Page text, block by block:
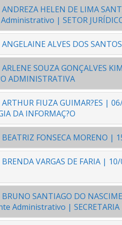
HELEN DE LIMA
| SETOR
ALVES DOS
SOUZA GONÇALVES
ADMINISTRATIVA
FIUZA GUIMAR?ES |
DA INFORMAÇ?O
FONSECA MORENO |
VARGAS DE FARIA |
SANTIAGO DO
Administrativo | SECRETARIA